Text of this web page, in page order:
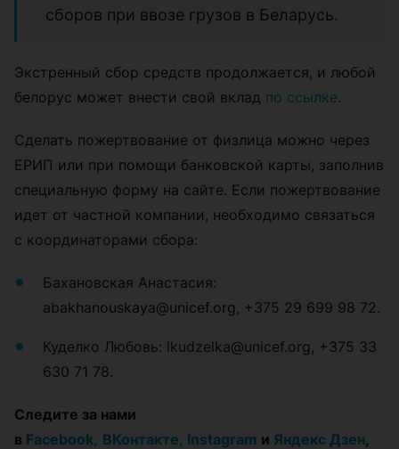
сборов при ввозе грузов в Беларусь.
Экстренный сбор средств продолжается, и любой
белорус может внести свой вклад по ссылке.
Сделать пожертвование от физлица можно через
ЕРИП или при помощи банковской карты, заполнив
специальную форму на сайте. Если пожертвование
идет от частной компании, необходимо связаться
с координаторами сбора:
Бахановская Анастасия:
abakhanouskaya@unicef.org, +375 29 699 98 72.
Куделко Любовь: lkudzelka@unicef.org, +375 33
630 71 78.
Следите за нами
в Facebook, ВКонтакте, Instagram и Яндекс Дзен,